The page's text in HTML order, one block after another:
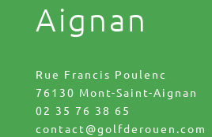
Aignan
Rue Francis Poulenc
76130 Mont-Saint-Aignan
02 35 76 38 65
contact@golfderouen.com